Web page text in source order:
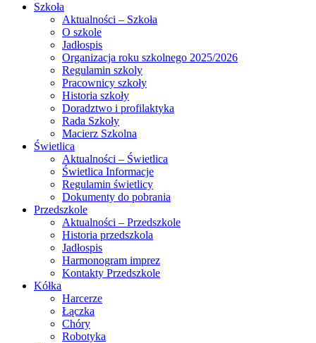
Szkoła
Aktualności – Szkoła
O szkole
Jadłospis
Organizacja roku szkolnego 2025/2026
Regulamin szkoly
Pracownicy szkoły
Historia szkoły
Doradztwo i profilaktyka
Rada Szkoły
Macierz Szkolna
Świetlica
Aktualności – Świetlica
Świetlica Informacje
Regulamin świetlicy
Dokumenty do pobrania
Przedszkole
Aktualności – Przedszkole
Historia przedszkola
Jadłospis
Harmonogram imprez
Kontakty Przedszkole
Kółka
Harcerze
Łączka
Chóry
Robotyka